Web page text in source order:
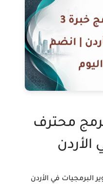
محترف
البرمجيات في الأردن